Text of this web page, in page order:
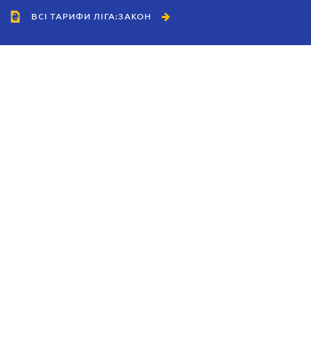
ВСІ ТАРИФИ ЛІГА:ЗАКОН